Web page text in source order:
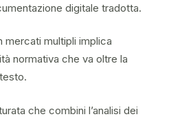
digitale tradotta.
mercati multipli implica
normativa che va oltre la
che combini l’analisi dei